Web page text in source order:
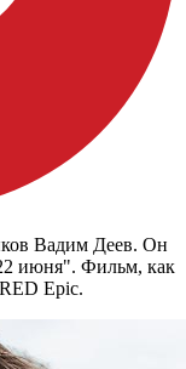
Вадим Деев. Он
июня". Фильм, как
Epic.